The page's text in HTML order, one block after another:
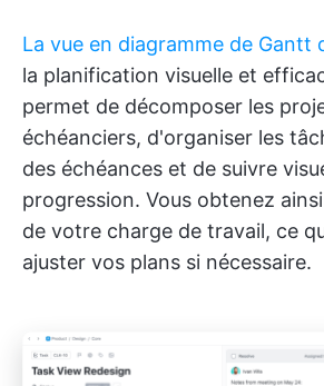
La vue en diagramme de Gantt
la planification visuelle et
permet de décomposer les
échéanciers, d'organiser les
des échéances et de suivre
progression. Vous obtenez
de votre charge de travail, ce
ajuster vos plans si nécessaire.